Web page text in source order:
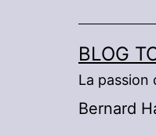
BLOG
La passion
Bernard